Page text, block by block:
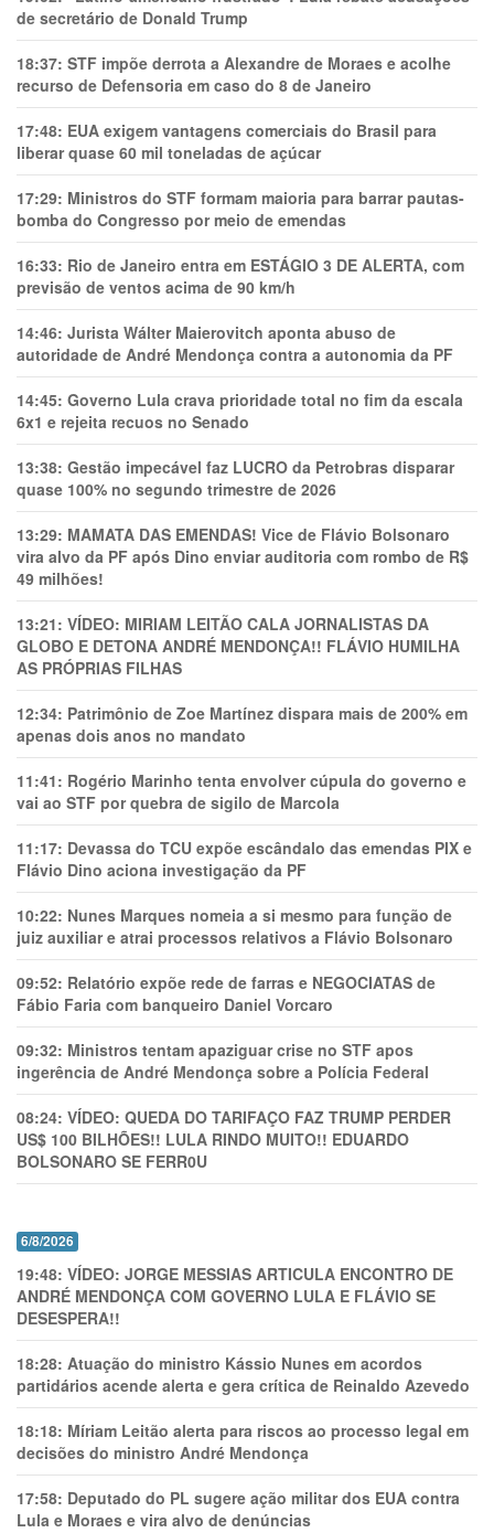
de secretário de Donald Trump
18:37: STF impõe derrota a Alexandre de Moraes e acolhe
recurso de Defensoria em caso do 8 de Janeiro
17:48: EUA exigem vantagens comerciais do Brasil para
liberar quase 60 mil toneladas de açúcar
17:29: Ministros do STF formam maioria para barrar pautas-
bomba do Congresso por meio de emendas
16:33: Rio de Janeiro entra em ESTÁGIO 3 DE ALERTA, com
previsão de ventos acima de 90 km/h
14:46: Jurista Wálter Maierovitch aponta abuso de
autoridade de André Mendonça contra a autonomia da PF
14:45: Governo Lula crava prioridade total no fim da escala
6x1 e rejeita recuos no Senado
13:38: Gestão impecável faz LUCRO da Petrobras disparar
quase 100% no segundo trimestre de 2026
13:29: MAMATA DAS EMENDAS! Vice de Flávio Bolsonaro
vira alvo da PF após Dino enviar auditoria com rombo de R$
49 milhões!
13:21: VÍDEO: MIRIAM LEITÃO CALA JORNALISTAS DA
GLOBO E DETONA ANDRÉ MENDONÇA!! FLÁVIO HUMILHA
AS PRÓPRIAS FILHAS
12:34: Patrimônio de Zoe Martínez dispara mais de 200% em
apenas dois anos no mandato
11:41: Rogério Marinho tenta envolver cúpula do governo e
vai ao STF por quebra de sigilo de Marcola
11:17: Devassa do TCU expõe escândalo das emendas PIX e
Flávio Dino aciona investigação da PF
10:22: Nunes Marques nomeia a si mesmo para função de
juiz auxiliar e atrai processos relativos a Flávio Bolsonaro
09:52: Relatório expõe rede de farras e NEGOCIATAS de
Fábio Faria com banqueiro Daniel Vorcaro
09:32: Ministros tentam apaziguar crise no STF apos
ingerência de André Mendonça sobre a Polícia Federal
08:24: VÍDEO: QUEDA DO TARIFAÇO FAZ TRUMP PERDER
US$ 100 BILHÕES!! LULA RINDO MUITO!! EDUARDO
BOLSONARO SE FERR0U
6/8/2026
19:48: VÍDEO: JORGE MESSIAS ARTICULA ENCONTRO DE
ANDRÉ MENDONÇA COM GOVERNO LULA E FLÁVIO SE
DESESPERA!!
18:28: Atuação do ministro Kássio Nunes em acordos
partidários acende alerta e gera crítica de Reinaldo Azevedo
18:18: Míriam Leitão alerta para riscos ao processo legal em
decisões do ministro André Mendonça
17:58: Deputado do PL sugere ação militar dos EUA contra
Lula e Moraes e vira alvo de denúncias